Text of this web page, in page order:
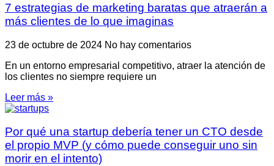
7 estrategias de marketing baratas que atraerán a
más clientes de lo que imaginas
23 de octubre de 2024 No hay comentarios
En un entorno empresarial competitivo, atraer la atención de
los clientes no siempre requiere un
Leer más »
Por qué una startup debería tener un CTO desde
el propio MVP (y cómo puede conseguir uno sin
morir en el intento)